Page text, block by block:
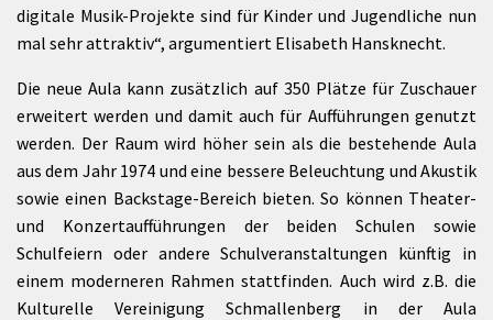
digitale Musik-Projekte sind für Kinder und Jugendliche nun
mal sehr attraktiv“, argumentiert Elisabeth Hansknecht.
Die neue Aula kann zusätzlich auf 350 Plätze für Zuschauer
erweitert werden und damit auch für Aufführungen genutzt
werden. Der Raum wird höher sein als die bestehende Aula
aus dem Jahr 1974 und eine bessere Beleuchtung und Akustik
sowie einen Backstage-Bereich bieten. So können Theater-
und Konzertaufführungen der beiden Schulen sowie
Schulfeiern oder andere Schulveranstaltungen künftig in
einem moderneren Rahmen stattfinden. Auch wird z.B. die
Kulturelle Vereinigung Schmallenberg in der Aula